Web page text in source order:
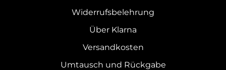
Widerrufsbelehrung
Über Klarna
Versandkosten
Umtausch und Rückgabe